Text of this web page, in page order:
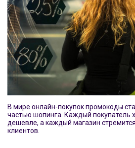
В мире онлайн-покупок промокоды
частью шопинга. Каждый покупатель
дешевле, а каждый магазин
клиентов.